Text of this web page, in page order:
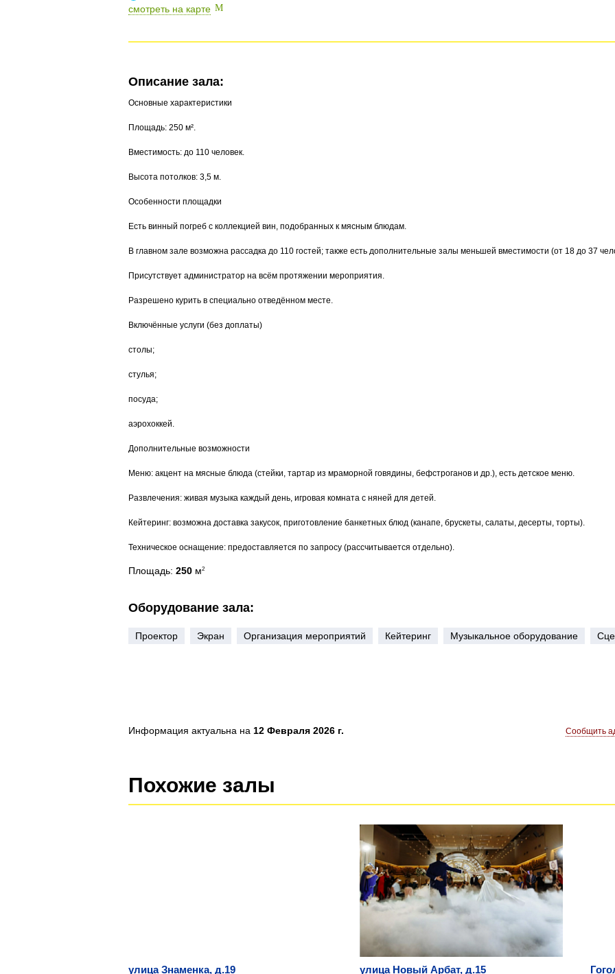
смотреть на карте
Описание зала:
Основные характеристики
Площадь: 250 м².
Вместимость: до 110 человек.
Высота потолков: 3,5 м.
Особенности площадки
Есть винный погреб с коллекцией вин, подобранных к мясным блюдам.
В главном зале возможна рассадка до 110 гостей; также есть дополнительные залы меньшей вместимости (от 18 до 37
Присутствует администратор на всём протяжении мероприятия.
Разрешено курить в специально отведённом месте.
Включённые услуги (без доплаты)
столы;
стулья;
посуда;
аэрохоккей.
Дополнительные возможности
Меню: акцент на мясные блюда (стейки, тартар из мраморной говядины, бефстроганов и др.), есть детское меню.
Развлечения: живая музыка каждый день, игровая комната с няней для детей.
Кейтеринг: возможна доставка закусок, приготовление банкетных блюд (канапе, брускеты, салаты, десерты, торты).
Техническое оснащение: предоставляется по запросу (рассчитывается отдельно).
Площадь: 250 м2
Оборудование зала:
Проектор Экран Организация мероприятий Кейтеринг Музыкальное оборудование
Сообщить
Информация актуальна на 12 Февраля 2026 г.
Похожие залы
улица Знаменка, д.19 улица Новый Арбат, д.15